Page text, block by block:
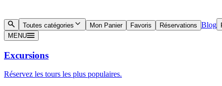
Toutes catégories Mon Panier Favoris Réservations Blog
MENU
Excursions
Réservez les tours les plus populaires.